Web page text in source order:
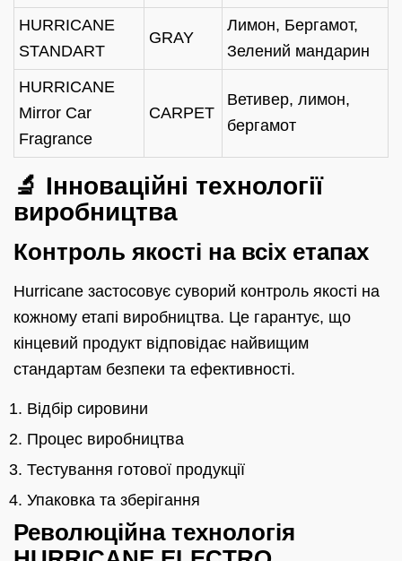
HURRICANE
STANDART
GRAY
Лимон, Бергамот,
Зелений мандарин
HURRICANE
Mirror Car
Fragrance
CARPET
Ветивер, лимон,
бергамот
🔬 Інноваційні технології
виробництва
Контроль якості на всіх етапах
Hurricane застосовує суворий контроль якості на
кожному етапі виробництва. Це гарантує, що
кінцевий продукт відповідає найвищим
стандартам безпеки та ефективності.
Відбір сировини
Процес виробництва
Тестування готової продукції
Упаковка та зберігання
Революційна технологія